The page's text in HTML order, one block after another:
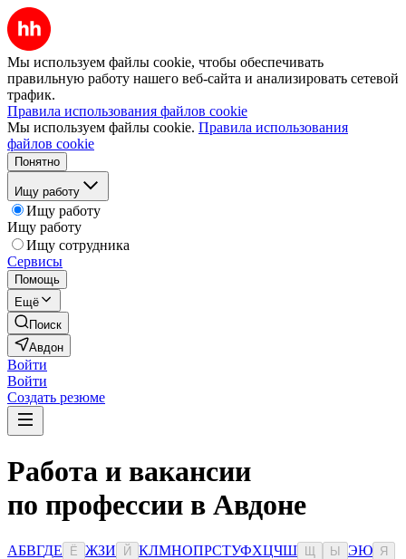
Мы используем файлы cookie, чтобы обеспечивать
правильную работу нашего веб-сайта и анализировать сетевой
трафик.
Правила использования файлов cookie
Мы используем файлы cookie. Правила использования
файлов cookie
Понятно
Ищу работу
Ищу работу
Ищу работу
Ищу сотрудника
Сервисы
Помощь
Ещё
Поиск
Авдон
Войти
Войти
Создать резюме
Работа и вакансии
по профессии в Авдоне
АБВГДЕ Ё ЖЗИ Й КЛМНОПРСТУФХЦЧШ Ы ЭЮ Я